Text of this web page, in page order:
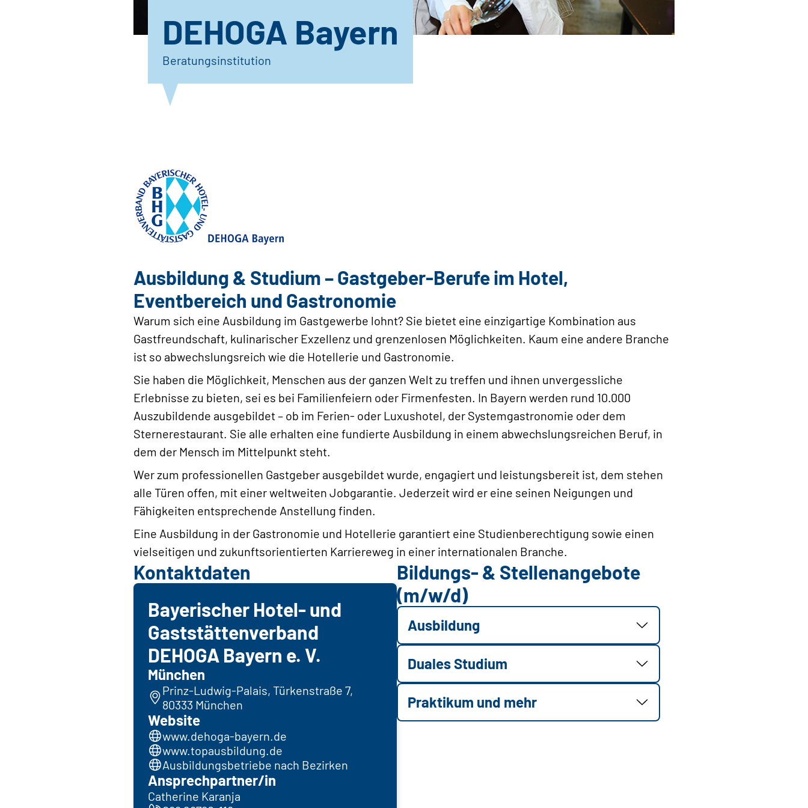
DEHOGA Bayern
Beratungsinstitution
Ausbildung & Studium – Gastgeber-Berufe im Hotel,
Eventbereich und Gastronomie
Warum sich eine Ausbildung im Gastgewerbe lohnt? Sie bietet eine einzigartige Kombination aus
Gastfreundschaft, kulinarischer Exzellenz und grenzenlosen Möglichkeiten. Kaum eine andere Branche
ist so abwechslungsreich wie die Hotellerie und Gastronomie.
Sie haben die Möglichkeit, Menschen aus der ganzen Welt zu treffen und ihnen unvergessliche
Erlebnisse zu bieten, sei es bei Familienfeiern oder Firmenfesten. In Bayern werden rund 10.000
Auszubildende ausgebildet – ob im Ferien- oder Luxushotel, der Systemgastronomie oder dem
Sternerestaurant. Sie alle erhalten eine fundierte Ausbildung in einem abwechslungsreichen Beruf, in
dem der Mensch im Mittelpunkt steht.
Wer zum professionellen Gastgeber ausgebildet wurde, engagiert und leistungsbereit ist, dem stehen
alle Türen offen, mit einer weltweiten Jobgarantie. Jederzeit wird er eine seinen Neigungen und
Fähigkeiten entsprechende Anstellung finden.
Eine Ausbildung in der Gastronomie und Hotellerie garantiert eine Studienberechtigung sowie einen
vielseitigen und zukunftsorientierten Karriereweg in einer internationalen Branche.
Kontaktdaten
Bayerischer Hotel- und
Gaststättenverband
DEHOGA Bayern e. V.
München
Prinz-Ludwig-Palais, Türkenstraße 7,
80333 München
Website
www.dehoga-bayern.de
www.topausbildung.de
Ausbildungsbetriebe nach Bezirken
Ansprechpartner/in
Catherine Karanja
Bildungs- & Stellenangebote
(m/w/d)
Ausbildung
Duales Studium
Praktikum und mehr